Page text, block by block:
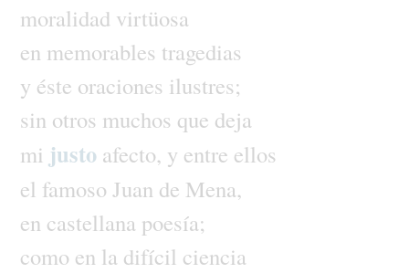
moralidad virtüosa
en memorables tragedias
y éste oraciones ilustres;
sin otros muchos que deja
mi justo afecto, y entre ellos
el famoso Juan de Mena,
en castellana poesía;
como en la difícil ciencia